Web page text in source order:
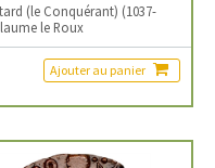
(le Conquérant) (1037-
le Roux
Ajouter au panier